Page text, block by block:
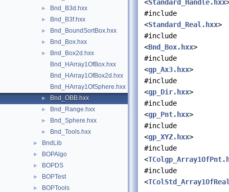
► Bnd_B3d.hxx
► Bnd_B3f.hxx
► Bnd_BoundSortBox.hxx
► Bnd_Box.hxx
►
Bnd_Box2d.hxx
Bnd_HArray1OfBox.hxx
Bnd_HArray1OfBox2d.hxx
Bnd_HArray1OfSphere.hxx
► Bnd_OBB.hxx
► Bnd_Range.hxx
► Bnd_Sphere.hxx
► Bnd_Tools.hxx
► BndLib
► BOPAlgo
► BOPDS
► BOPTest
► BOPTools
<Standard_Handle.hxx
#include
<Standard_Real.hxx>
#include
<Bnd_Box.hxx>
#include
<gp_Ax3.hxx>
#include
<gp_Dir.hxx>
#include
<gp_Pnt.hxx>
#include
<gp_XYZ.hxx>
#include
<
#include
<